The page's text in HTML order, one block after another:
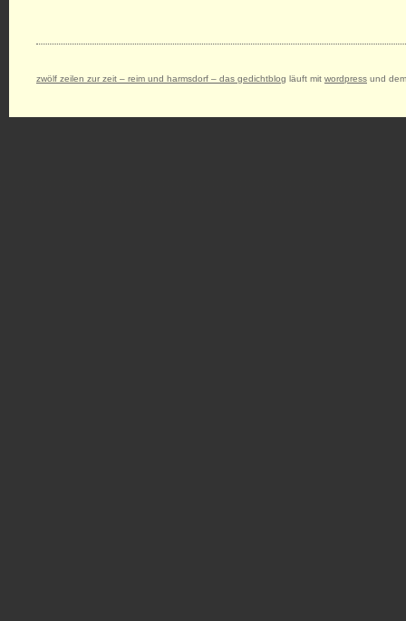
zwölf zeilen zur zeit – reim und harmsdorf – das gedichtblog läuft mit wordpress und